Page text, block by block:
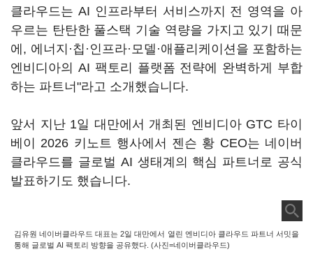
클라우드는 AI 인프라부터 서비스까지 전 영역을 아
우르는 탄탄한 풀스택 기술 역량을 가지고 있기 때문
에, 에너지·칩·인프라·모델·애플리케이션을 포함하는
엔비디아의 AI 팩토리 플랫폼 전략에 완벽하게 부합
하는 파트너"라고 소개했습니다.
앞서 지난 1일 대만에서 개최된 엔비디아 GTC 타이
베이 2026 키노트 행사에서 젠슨 황 CEO는 네이버
클라우드를 글로벌 AI 생태계의 핵심 파트너로 공식
발표하기도 했습니다.
김유원 네이버클라우드 대표는 2일 대만에서 열린 엔비디아 클라우드 파트너 서밋을
통해 글로벌 AI 팩토리 방향을 공유했다. (사진=네이버클라우드)